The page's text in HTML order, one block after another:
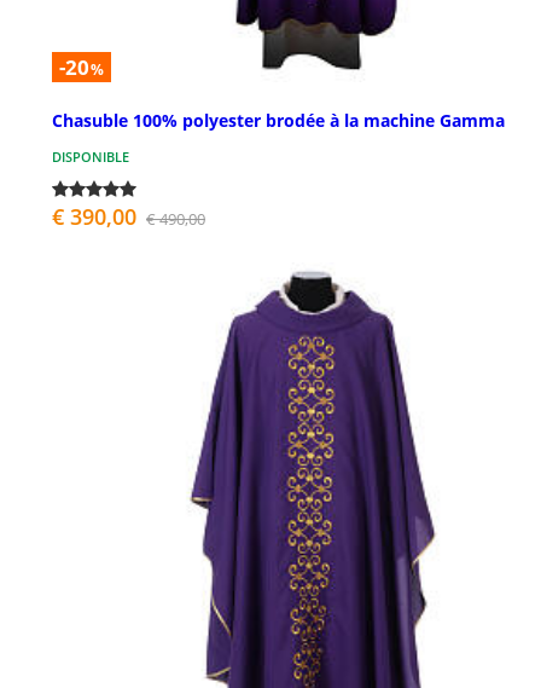
-20%
Chasuble 100% polyester brodée à la machine Gamma
DISPONIBLE
€ 390,00 € 490,00